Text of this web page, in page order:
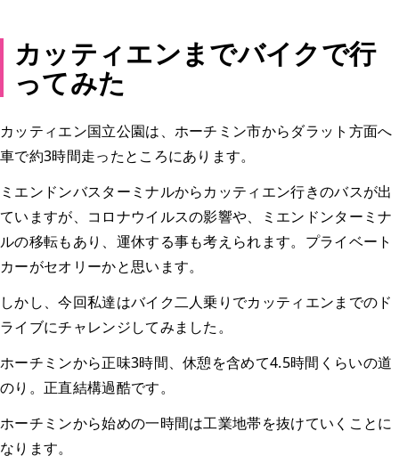
カッティエンまでバイクで行
ってみた
カッティエン国立公園は、ホーチミン市からダラット方面へ
車で約3時間走ったところにあります。
ミエンドンバスターミナルからカッティエン行きのバスが出
ていますが、コロナウイルスの影響や、ミエンドンターミナ
ルの移転もあり、運休する事も考えられます。プライベート
カーがセオリーかと思います。
しかし、今回私達はバイク二人乗りでカッティエンまでのド
ライブにチャレンジしてみました。
ホーチミンから正味3時間、休憩を含めて4.5時間くらいの道
のり。正直結構過酷です。
ホーチミンから始めの一時間は工業地帯を抜けていくことに
なります。